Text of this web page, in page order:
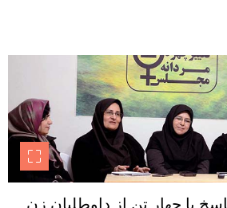
با چهار تن از داوطلبان زن